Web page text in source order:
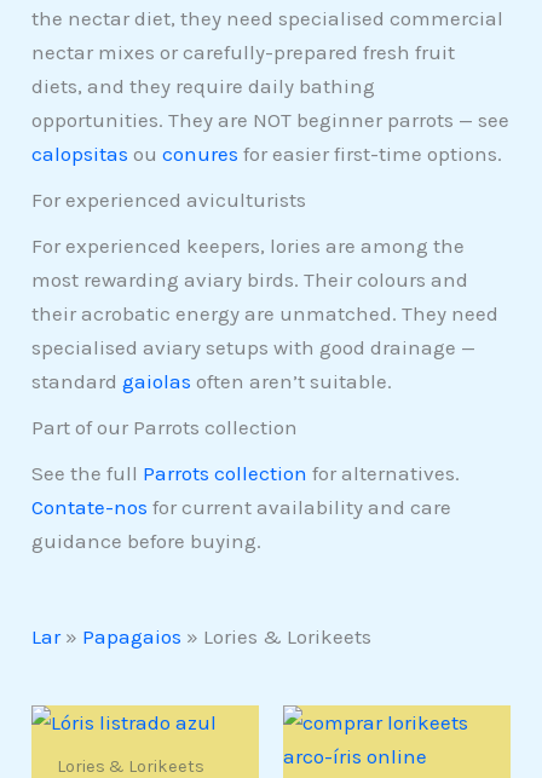
the nectar diet, they need specialised commercial
nectar mixes or carefully-prepared fresh fruit
diets, and they require daily bathing
opportunities. They are NOT beginner parrots — see
calopsitas ouconures for easier first-time options.
For experienced aviculturists
For experienced keepers, lories are among the
most rewarding aviary birds. Their colours and
their acrobatic energy are unmatched. They need
specialised aviary setups with good drainage —
standardgaiolas often aren’t suitable.
Part of our Parrots collection
See the full Parrots collection for alternatives.
Contate-nos for current availability and care
guidance before buying.
Lar» Papagaios » Lories & Lorikeets
Lories & Lorikeets